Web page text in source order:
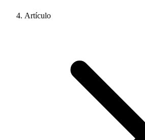
Artículo